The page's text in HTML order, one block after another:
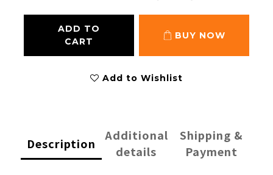
ADD TO
CART
BUY NOW
Add to Wishlist
Description
Additional
details
Shipping &
Payment